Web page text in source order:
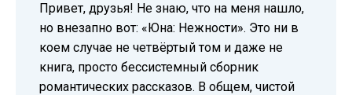
Привет, друзья! Не знаю, что на меня нашло,
но внезапно вот: «Юна: Нежности». Это ни в
коем случае не четвёртый том и даже не
книга, просто бессистемный сборник
романтических рассказов. В общем, чистой